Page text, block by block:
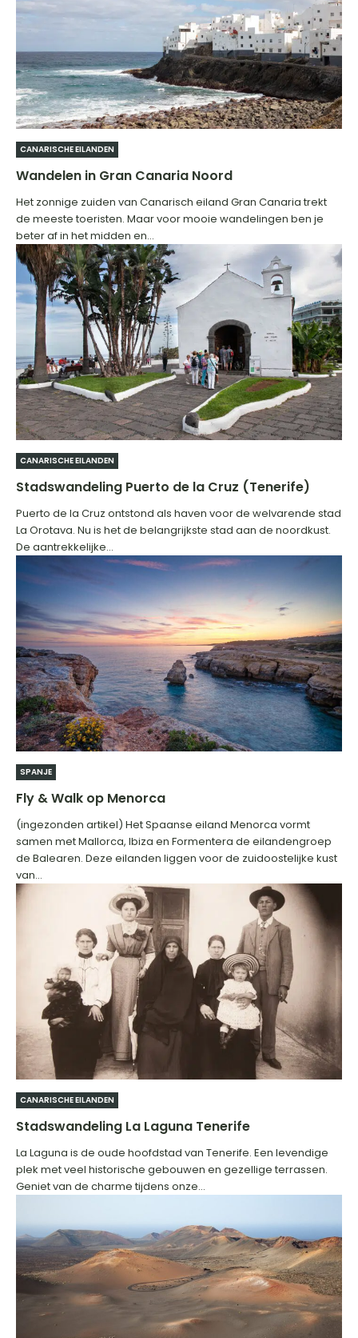
CANARISCHE EILANDEN
Wandelen in Gran Canaria Noord
Het zonnige zuiden van Canarisch eiland Gran Canaria trekt
de meeste toeristen. Maar voor mooie wandelingen ben je
beter af in het midden en...
CANARISCHE EILANDEN
Stadswandeling Puerto de la Cruz (Tenerife)
Puerto de la Cruz ontstond als haven voor de welvarende stad
La Orotava. Nu is het de belangrijkste stad aan de noordkust.
De aantrekkelijke...
SPANJE
Fly & Walk op Menorca
(ingezonden artikel) Het Spaanse eiland Menorca vormt
samen met Mallorca, Ibiza en Formentera de eilandengroep
de Balearen. Deze eilanden liggen voor de zuidoostelijke kust
van...
CANARISCHE EILANDEN
Stadswandeling La Laguna Tenerife
La Laguna is de oude hoofdstad van Tenerife. Een levendige
plek met veel historische gebouwen en gezellige terrassen.
Geniet van de charme tijdens onze...